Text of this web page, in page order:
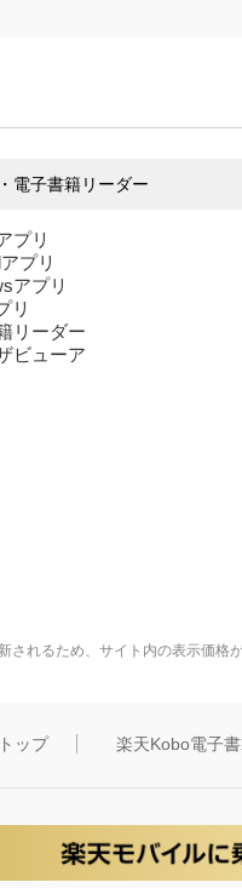
電子書籍リーダー
プリ
プリ
アプリ
リ
リーダー
ビューア
されるため、サイト内の表示価格
ップ 楽天Kobo電子